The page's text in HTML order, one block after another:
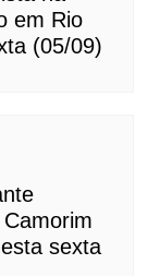
em Rio
(05/09)
sexta